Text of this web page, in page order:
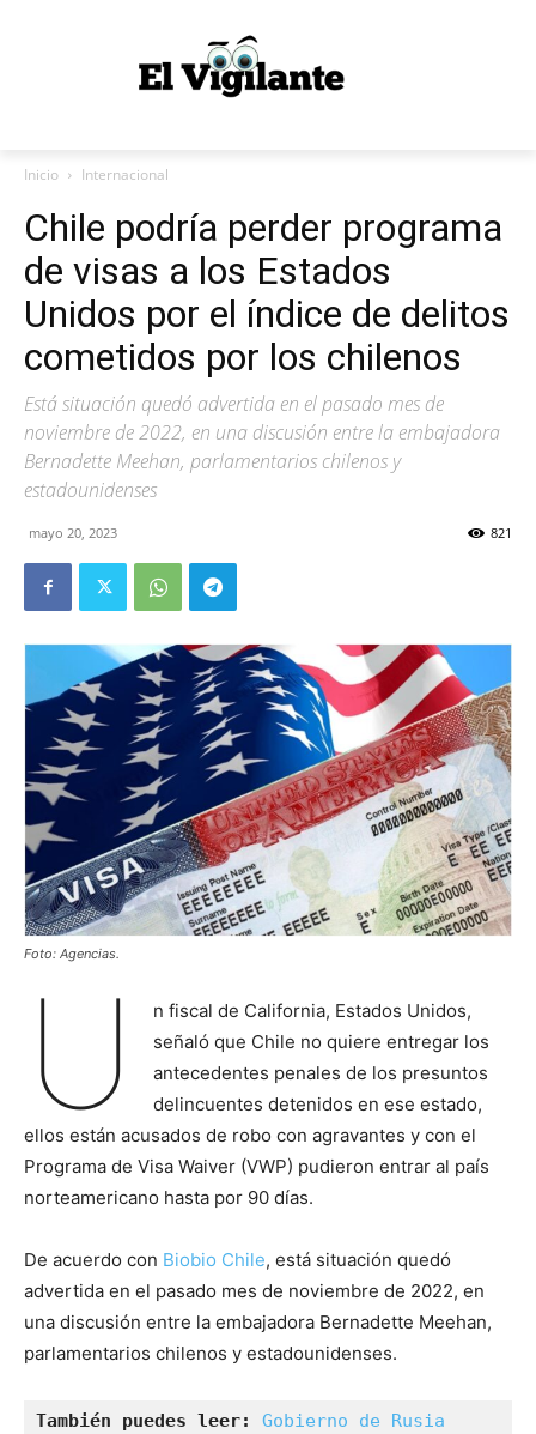
Inicio Internacional
Chile podría perder programa
de visas a los Estados
Unidos por el índice de delitos
cometidos por los chilenos
Está situación quedó advertida en el pasado mes de
noviembre de 2022, en una discusión entre la embajadora
Bernadette Meehan, parlamentarios chilenos y
estadounidenses
mayo 20, 2023 821
Foto: Agencias.
U
n fiscal de California, Estados Unidos,
señaló que Chile no quiere entregar los
antecedentes penales de los presuntos
delincuentes detenidos en ese estado,
ellos están acusados de robo con agravantes y con el
Programa de Visa Waiver (VWP) pudieron entrar al país
norteamericano hasta por 90 días.
De acuerdo con Biobio Chile, está situación quedó
advertida en el pasado mes de noviembre de 2022, en
una discusión entre la embajadora Bernadette Meehan,
parlamentarios chilenos y estadounidenses.
También puedes leer:
Gobierno de Rusia